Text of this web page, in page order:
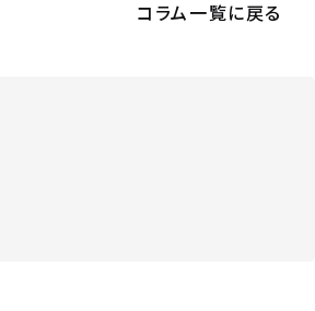
コラム一覧に戻る